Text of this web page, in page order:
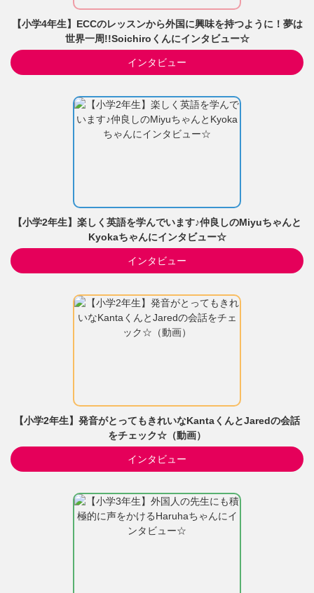
【小学4年生】ECCのレッスンから外国に興味を持つように！夢は
世界一周!!Soichiroくんにインタビュー☆
インタビュー
【小学2年生】楽しく英語を学んでいます♪仲良しのMiyuちゃんと
Kyokaちゃんにインタビュー☆
インタビュー
【小学2年生】発音がとってもきれいなKantaくんとJaredの会話
をチェック☆（動画）
インタビュー